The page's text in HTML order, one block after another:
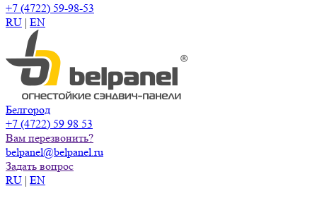
+7 (4722) 59-98-53
RU | EN
Белгород
+7 (4722) 59 98 53
Вам перезвонить?
belpanel@belpanel.ru
Задать вопрос
RU | EN